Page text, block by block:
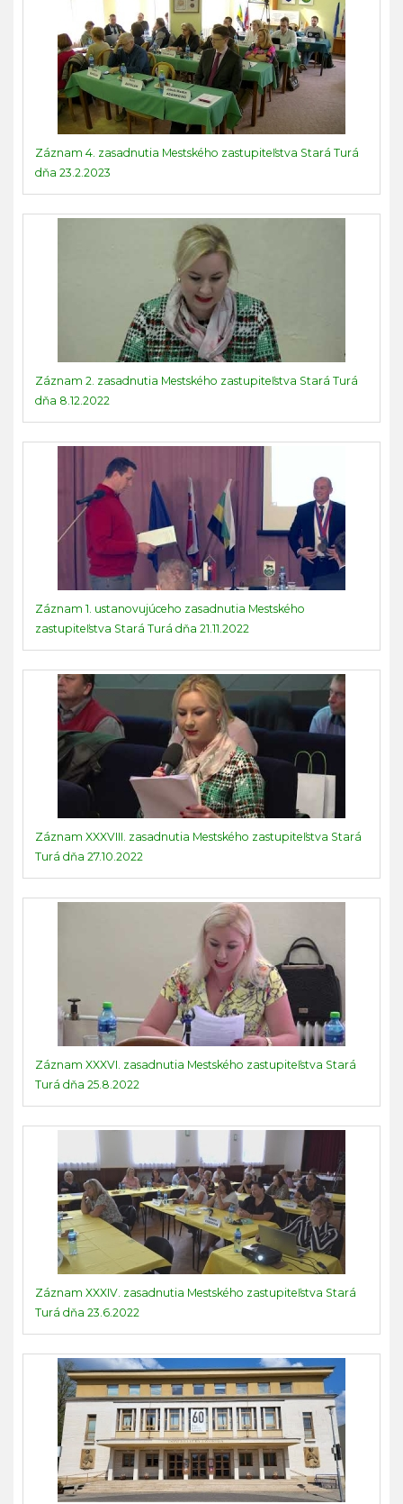
Záznam 4. zasadnutia Mestského zastupiteľstva Stará Turá
dňa 23.2.2023
Záznam 2. zasadnutia Mestského zastupiteľstva Stará Turá
dňa 8.12.2022
Záznam 1. ustanovujúceho zasadnutia Mestského
zastupiteľstva Stará Turá dňa 21.11.2022
Záznam XXXVIII. zasadnutia Mestského zastupiteľstva Stará
Turá dňa 27.10.2022
Záznam XXXVI. zasadnutia Mestského zastupiteľstva Stará
Turá dňa 25.8.2022
Záznam XXXIV. zasadnutia Mestského zastupiteľstva Stará
Turá dňa 23.6.2022